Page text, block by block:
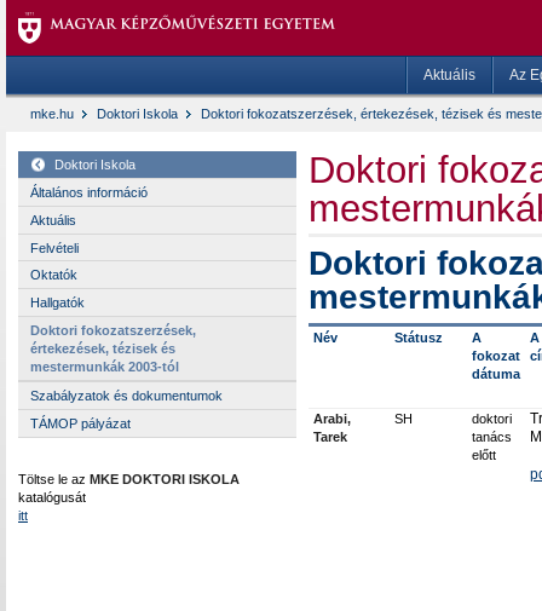
Aktuális Az
mke.hu Doktori Iskola Doktori fokozatszerzések, értekezések, tézisek és
Doktori Iskola
Általános információ
Aktuális
Felvételi
Oktatók
Hallgatók
Doktori fokozatszerzések,
értekezések, tézisek és
mestermunkák 2003-tól
Szabályzatok és dokumentumok
TÁMOP pályázat
Töltse le az MKE DOKTORI ISKOLA
katalógusát
itt
Doktori
Doktori
Név Státusz
A
fokozat
dátuma
A
Arabi,
Tarek
SH
doktori
tanács
előtt